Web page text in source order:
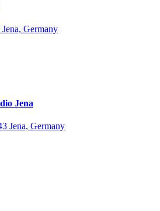
Germany
Jena
Jena, Germany